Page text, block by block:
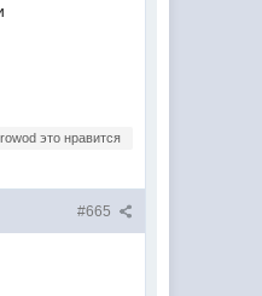
это нравится
#665